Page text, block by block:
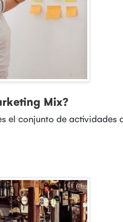
Mix?
el conjunto de actividades